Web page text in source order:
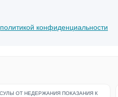
политикой конфиденциальности